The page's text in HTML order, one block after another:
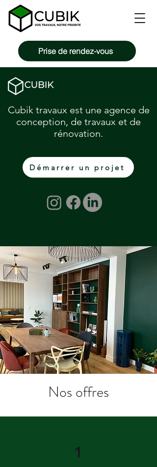
Prise de rendez-vous
Cubik travaux est une agence de
conception, de travaux et de
rénovation.
Démarrer un projet
Nos offres
1